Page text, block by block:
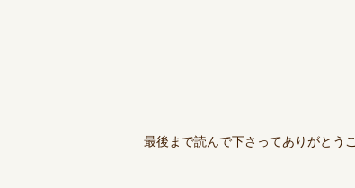
最後まで読んで下さってありがとう